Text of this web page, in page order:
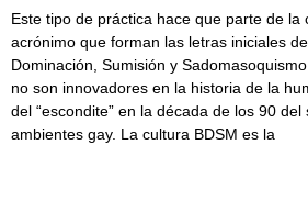
Este tipo de práctica hace que parte de la
acrónimo que forman las letras iniciales
Dominación, Sumisión y
no son innovadores en la historia de la
del “escondite” en la década de los 90
ambientes gay. La cultura BDSM es la